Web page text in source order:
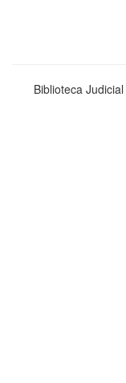
Biblioteca Judicial